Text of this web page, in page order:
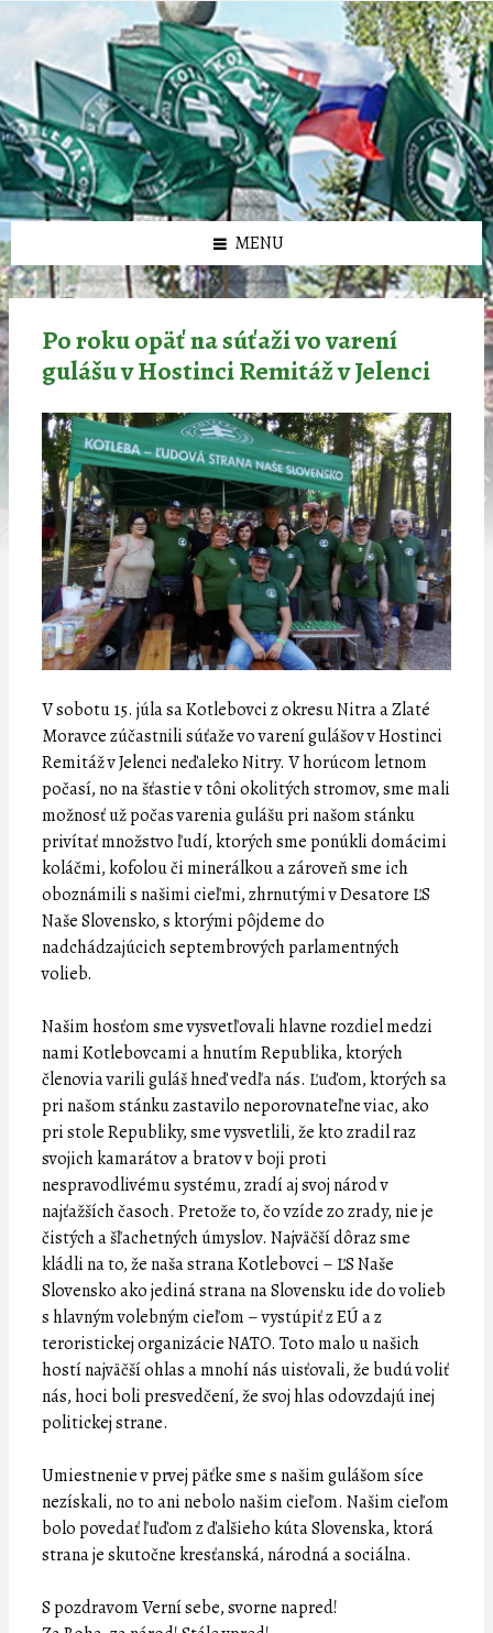
олимп казино
Preskočiť
Preskočiť
panel
Preskočiť
panel
Preskočiť
MENU
Po roku opäť na súťaži vo varení
gulášu v Hostinci Remitáž v Jelenci
V sobotu 15. júla sa Kotlebovci z okresu Nitra a Zlaté
Moravce zúčastnili súťaže vo varení gulášov v Hostinci
Remitáž v Jelenci neďaleko Nitry. V horúcom letnom
počasí, no na šťastie v tôni okolitých stromov, sme mali
možnosť už počas varenia gulášu pri našom stánku
privítať množstvo ľudí, ktorých sme ponúkli domácimi
koláčmi, kofolou či minerálkou a zároveň sme ich
oboznámili s našimi cieľmi, zhrnutými v Desatore ĽS
Naše Slovensko, s ktorými pôjdeme do
nadchádzajúcich septembrových parlamentných
volieb.
Našim hosťom sme vysvetľovali hlavne rozdiel medzi
nami Kotlebovcami a hnutím Republika, ktorých
členovia varili guláš hneď vedľa nás. Ľuďom, ktorých sa
pri našom stánku zastavilo neporovnateľne viac, ako
pri stole Republiky, sme vysvetlili, že kto zradil raz
svojich kamarátov a bratov v boji proti
nespravodlivému systému, zradí aj svoj národ v
najťažších časoch. Pretože to, čo vzíde zo zrady, nie je
čistých a šľachetných úmyslov. Najväčší dôraz sme
kládli na to, že naša strana Kotlebovci – ĽS Naše
Slovensko ako jediná strana na Slovensku ide do volieb
s hlavným volebným cieľom – vystúpiť z EÚ a z
teroristickej organizácie NATO. Toto malo u našich
hostí najväčší ohlas a mnohí nás uisťovali, že budú voliť
nás, hoci boli presvedčení, že svoj hlas odovzdajú inej
politickej strane.
Umiestnenie v prvej päťke sme s našim gulášom síce
nezískali, no to ani nebolo našim cieľom. Našim cieľom
bolo povedať ľuďom z ďalšieho kúta Slovenska, ktorá
strana je skutočne kresťanská, národná a sociálna.
S pozdravom Verní sebe, svorne napred!